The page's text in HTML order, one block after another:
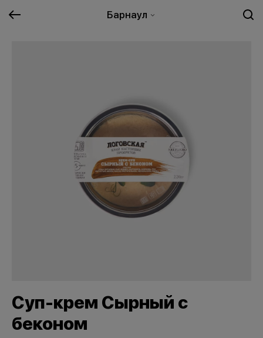
Барнаул
Суп-крем Сырный с
беконом